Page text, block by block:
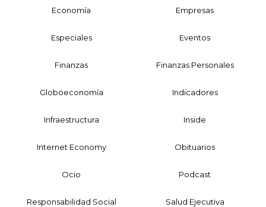
Economía Empresas
Especiales Eventos
Finanzas Finanzas Personales
Globoeconomía Indicadores
Infraestructura Inside
Internet Economy Obituarios
Ocio Podcast
Responsabilidad Social Salud Ejecutiva